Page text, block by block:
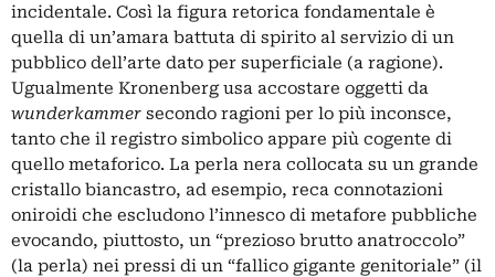
incidentale. Così la figura retorica fondamentale è
quella di un’amara battuta di spirito al servizio di un
pubblico dell’arte dato per superficiale (a ragione).
Ugualmente Kronenberg usa accostare oggetti da
wunderkammer secondo ragioni per lo più inconsce,
tanto che il registro simbolico appare più cogente di
quello metaforico. La perla nera collocata su un grande
cristallo biancastro, ad esempio, reca connotazioni
oniroidi che escludono l’innesco di metafore pubbliche
evocando, piuttosto, un “prezioso brutto anatroccolo”
(la perla) nei pressi di un “fallico gigante genitoriale” (il